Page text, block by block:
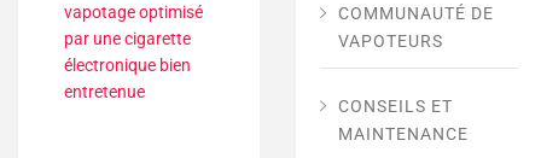
vapotage optimisé
par une cigarette
électronique bien
entretenue
COMMUNAUTÉ DE
VAPOTEURS
CONSEILS ET
MAINTENANCE